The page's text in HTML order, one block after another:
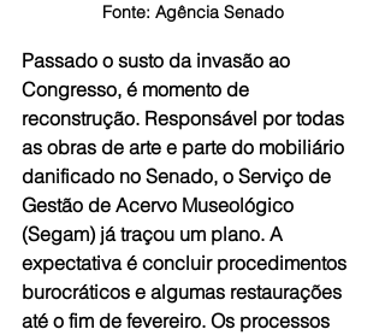
Fonte: Agência Senado
Passado o susto da invasão ao
Congresso, é momento de
reconstrução. Responsável por todas
as obras de arte e parte do mobiliário
danificado no Senado, o Serviço de
Gestão de Acervo Museológico
(Segam) já traçou um plano. A
expectativa é concluir procedimentos
burocráticos e algumas restaurações
até o fim de fevereiro. Os processos